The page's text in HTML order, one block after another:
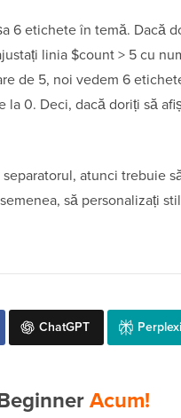
6 etichete în temă. Dacă
linia $count > 5 cu
de 5, noi vedem 6
la 0. Deci, dacă doriți să
atunci trebuie
să personalizați
ChatGPT
Acum!